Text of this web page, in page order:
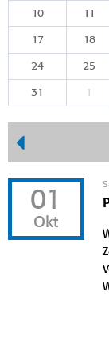
10 11
17 18
24 25
31 1
01
Okt